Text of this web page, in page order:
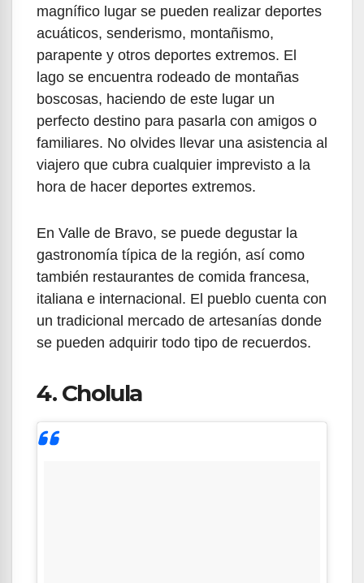
magnífico lugar se pueden realizar deportes
acuáticos, senderismo, montañismo,
parapente y otros deportes extremos. El
lago se encuentra rodeado de montañas
boscosas, haciendo de este lugar un
perfecto destino para pasarla con amigos o
familiares. No olvides llevar una asistencia al
viajero que cubra cualquier imprevisto a la
hora de hacer deportes extremos.
En Valle de Bravo, se puede degustar la
gastronomía típica de la región, así como
también restaurantes de comida francesa,
italiana e internacional. El pueblo cuenta con
un tradicional mercado de artesanías donde
se pueden adquirir todo tipo de recuerdos.
4. Cholula